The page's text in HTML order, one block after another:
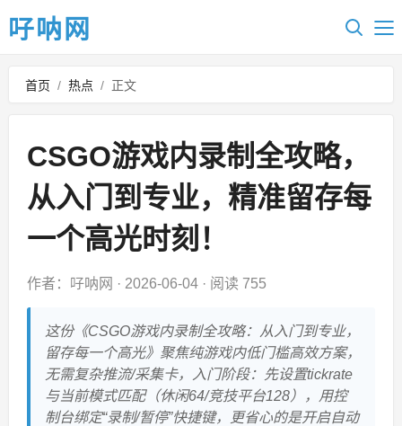
吇呐网
首页 / 热点 / 正文
CSGO游戏内录制全攻略，
从入门到专业，精准留存每
一个高光时刻！
作者：吇呐网 · 2026-06-04· 阅读 755
这份《CSGO游戏内录制全攻略：从入门到专业，
留存每一个高光》聚焦纯游戏内低门槛高效方案，
无需复杂推流/采集卡，入门阶段：先设置tickrate
与当前模式匹配（休闲64/竞技平台128），用控
制台绑定“录制/暂停”快捷键，更省心的是开启自动